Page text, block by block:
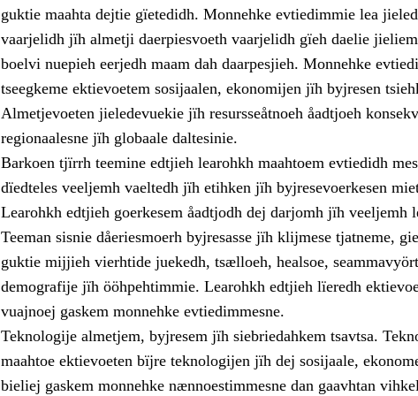
guktie maahta dejtie gïetedidh. Monnehke evtiedimmie lea
vaarjelidh jïh almetji daerpiesvoeth vaarjelidh gïeh daelie
boelvi nuepieh eerjedh maam dah daarpesjieh. Monnehke
tseegkeme ektievoetem sosijaalen, ekonomijen jïh byjresen
Almetjevoeten jieledevuekie jïh resursseåtnoeh åadtjoeh
regionaalesne jïh globaale daltesinie.
Barkoen tjïrrh teemine edtjieh learohkh maahtoem evtiedidh
dïedteles veeljemh vaeltedh jïh etihken jïh byjresevoerkesen
Learohkh edtjieh goerkesem åadtjodh dej darjomh jïh veeljemh
Teeman sisnie dåeriesmoerh byjresasse jïh klijmese tjatneme,
guktie mijjieh vierhtide juekedh, tsælloeh, healsoe,
demografije jïh ööhpehtimmie. Learohkh edtjieh lïeredh
vuajnoej gaskem monnehke evtiedimmesne.
Teknologije almetjem, byjresem jïh siebriedahkem tsavtsa.
maahtoe ektievoeten bïjre teknologijen jïh dej sosijaale,
bieliej gaskem monnehke nænnoestimmesne dan gaavhtan